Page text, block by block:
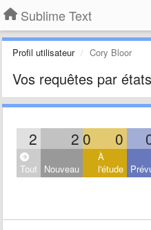
Sublime Text
Profil utilisateur Cory Bloor
Vos requêtes par états
2 2 0 0
Tout Nouveau
À
l'étude